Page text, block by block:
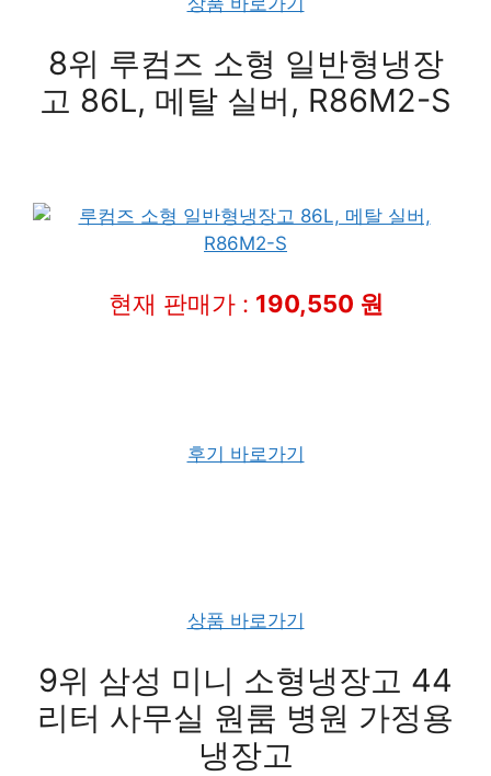
8위 루컴즈 소형 일반형냉장
고 86L, 메탈 실버, R86M2-S
현재 판매가 : 190,550 원
후기 바로가기
상품 바로가기
9위 삼성 미니 소형냉장고 44
리터 사무실 원룸 병원 가정용
냉장고